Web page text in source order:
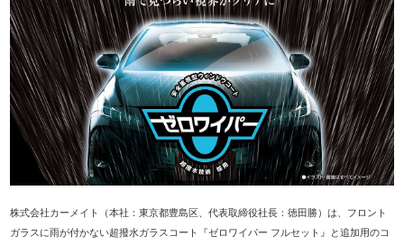
株式会社カーメイト（本社：東京都豊島区、代表取締役社長：徳田勝）は、フロント
ガラスに雨が付かない超撥水ガラスコート『ゼロワイパー フルセット』と追加用のコ